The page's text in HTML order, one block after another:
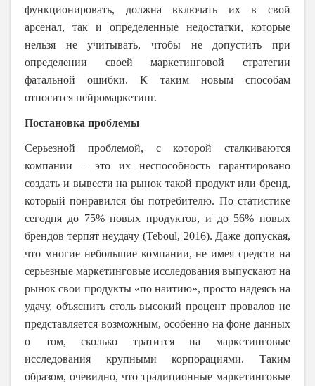
функционировать, должна включать их в свой
арсенал, так и определенные недостатки, которые
нельзя не учитывать, чтобы не допустить при
определении своей маркетинговой стратегии
фатальной ошибки. К таким новым способам
относится нейромаркетинг.
Постановка проблемы
Серьезной проблемой, с которой сталкиваются
компании – это их неспособность гарантировано
создать и вывести на рынок такой продукт или бренд,
который понравился бы потребителю. По статистике
сегодня до 75% новых продуктов, и до 56% новых
брендов терпят неудачу (Teboul, 2016). Даже допуская,
что многие небольшие компании, не имея средств на
серьезные маркетинговые исследования выпускают на
рынок свои продукты «по наитию», просто надеясь на
удачу, объяснить столь высокий процент провалов не
представляется возможным, особенно на фоне данных
о том, сколько тратится на маркетинговые
исследования крупными корпорациями. Таким
образом, очевидно, что традиционные маркетинговые